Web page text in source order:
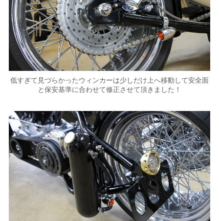
低すぎて見づらかったウィンカーは少しだけ上へ移動して安全面
と保安基準に合わせて修正させて頂きました！